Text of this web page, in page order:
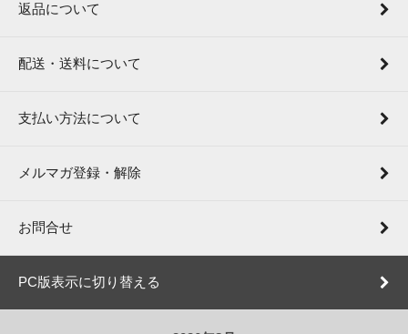
返品について
配送・送料について
支払い方法について
メルマガ登録・解除
お問合せ
PC版表示に切り替える